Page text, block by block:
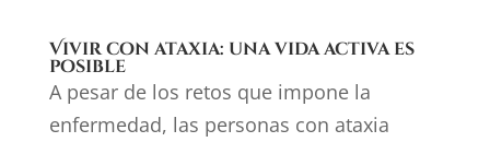
Vivir con ataxia: una vida activa es
posible
A pesar de los retos que impone la
enfermedad, las personas con ataxia